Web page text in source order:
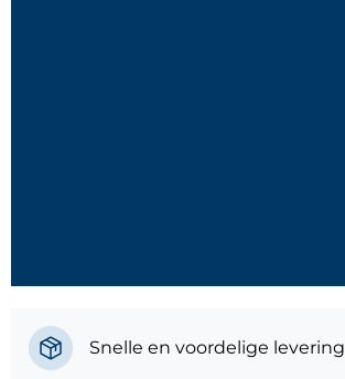
Snelle en voordelige levering